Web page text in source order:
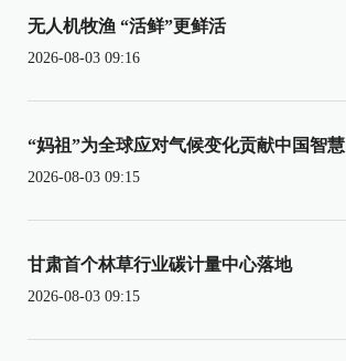
无人机牧渔 “活鲜”更鲜活
2026-08-03 09:16
“妈祖”为全球应对气候变化贡献中国智慧
2026-08-03 09:15
甘肃首个林草行业碳计量中心落地
2026-08-03 09:15